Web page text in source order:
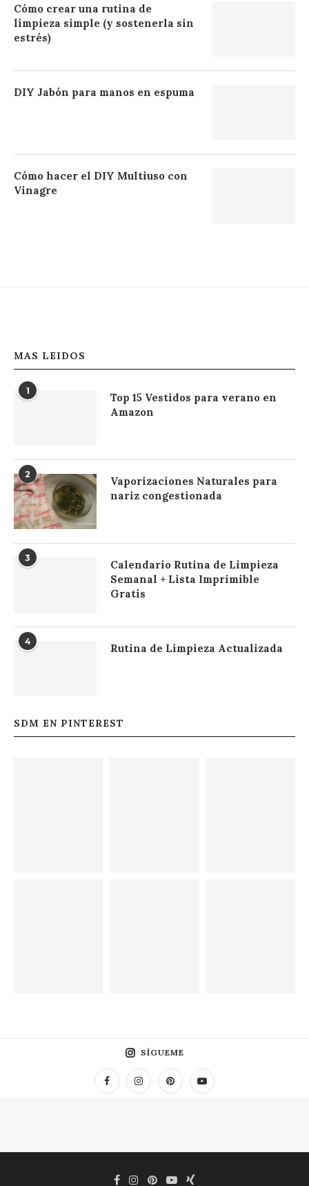
Cómo crear una rutina de
limpieza simple (y sostenerla sin
estrés)
DIY Jabón para manos en espuma
Cómo hacer el DIY Multiuso con
Vinagre
MAS LEIDOS
1
Top 15 Vestidos para verano en
Amazon
2
Vaporizaciones Naturales para
nariz congestionada
3
Calendario Rutina de Limpieza
Semanal + Lista Imprimible
Gratis
4
Rutina de Limpieza Actualizada
SDM EN PINTEREST
SÍGUEME